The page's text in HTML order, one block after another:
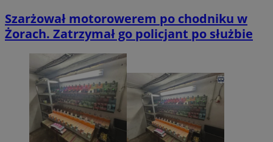
Szarżował motorowerem po chodniku w
Żorach. Zatrzymał go policjant po służbie